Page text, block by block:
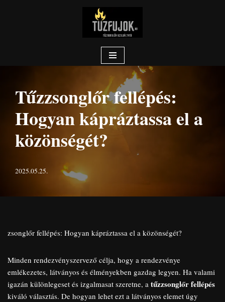
Tűzzsonglőr fellépés:
Hogyan kápráztassa el a
közönségét?
2025.05.25.
zsonglőr fellépés: Hogyan kápráztassa el a közönségét?
Minden rendezvényszervező célja, hogy a rendezvénye
emlékezetes, látványos és élményekben gazdag legyen. Ha valami
igazán különlegeset és izgalmasat szeretne, a tűzzsonglőr fellépés
kiváló választás. De hogyan lehet ezt a látványos elemet úgy